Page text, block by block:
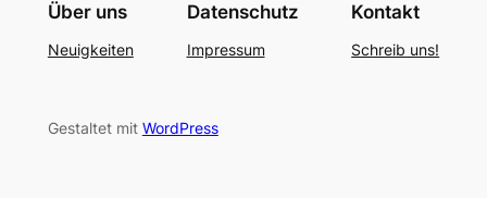
Über uns
Neuigkeiten
Datenschutz
Impressum
Kontakt
Schreib uns!
Gestaltet mit WordPress